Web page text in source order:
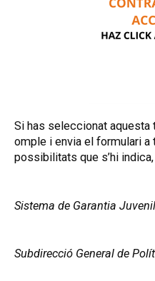
Si has seleccionat aquesta
omple i envia el formulari a
possibilitats que s’hi indica,
Sistema de Garantia Juvenil
Subdirecció General de